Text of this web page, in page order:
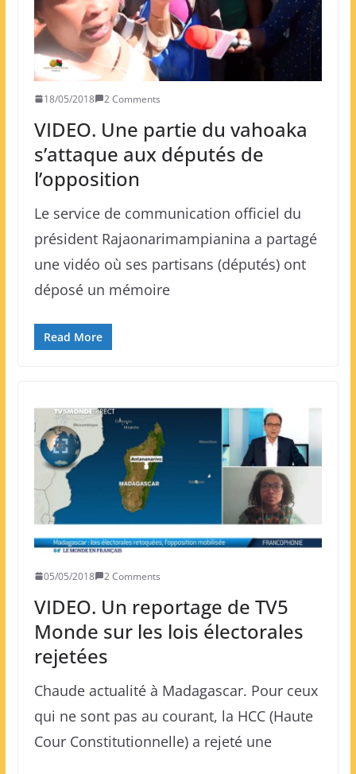
18/05/2018 2 Comments
VIDEO. Une partie du vahoaka
s’attaque aux députés de
l’opposition
Le service de communication officiel du
président Rajaonarimampianina a partagé
une vidéo où ses partisans (députés) ont
déposé un mémoire
Read More
05/05/2018 2 Comments
VIDEO. Un reportage de TV5
Monde sur les lois électorales
rejetées
Chaude actualité à Madagascar. Pour ceux
qui ne sont pas au courant, la HCC (Haute
Cour Constitutionnelle) a rejeté une